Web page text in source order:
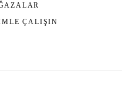
ÇALIŞIN